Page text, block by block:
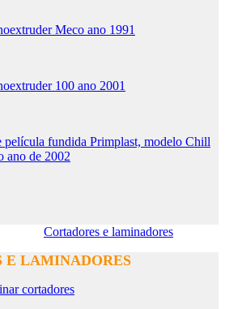
Meco ano 1991
100 ano 2001
película fundida Primplast, modelo Chill
ano de 2002
Cortadores e laminadores
E LAMINADORES
cortadores